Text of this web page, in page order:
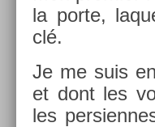
la porte,
clé.
Je me suis
et dont les
les